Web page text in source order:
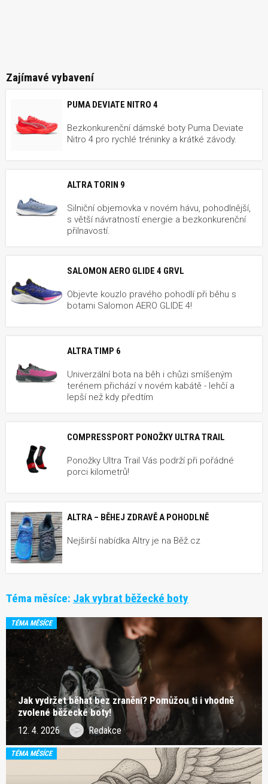
Zajímavé vybavení
PUMA DEVIATE NITRO 4
Bezkonkurenční dámské boty Puma Deviate
Nitro 4 pro rychlé tréninky a krátké závody.
ALTRA TORIN 9
Silniční objemovka v novém hávu, pohodlnější,
s větší návratností energie a bezkonkurenční
přilnavostí.
SALOMON AERO GLIDE 4 GRVL
Objevte kouzlo pravého pohodlí při běhu s
botami Salomon AERO GLIDE 4!
ALTRA TIMP 6
Univerzální bota na běh i chůzi smíšeným
terénem přichází v novém kabátě - lehčí a
lepší než kdy předtím
COMPRESSPORT PONOŽKY ULTRA TRAIL
Ponožky Ultra Trail Vás podrží při pořádné
porci kilometrů!
ALTRA – BĚHEJ ZDRAVĚ A POHODLNĚ
Nejširší nabídka Altry je na Běž.cz
Téma měsíce: Jak vybrat běžecké boty
TÉMA MĚSÍCE
Jak vydržet běhat bez zranění? Pomůžou ti i vhodně
zvolené běžecké boty!
12. 4. 2026 Redakce
TÉMA MĚSÍCE